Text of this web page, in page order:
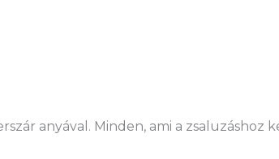
anyával. Minden, ami a zsaluzáshoz